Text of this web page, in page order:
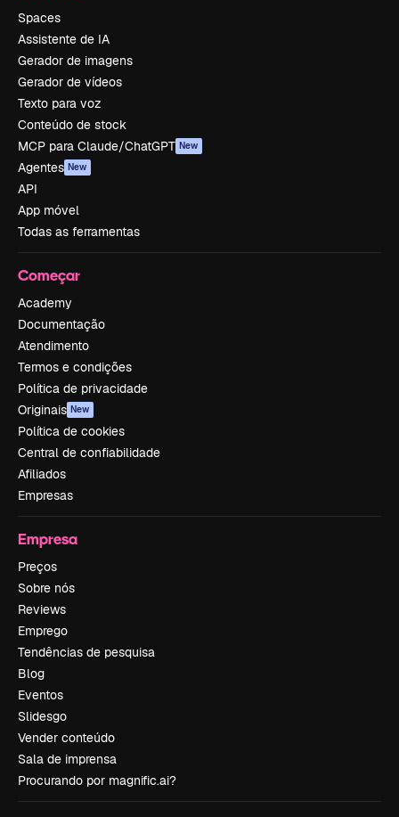
Spaces
Assistente de IA
Gerador de imagens
Gerador de vídeos
Texto para voz
Conteúdo de stock
MCP para Claude/ChatGPT New
Agentes New
API
App móvel
Todas as ferramentas
Começar
Academy
Documentação
Atendimento
Termos e condições
Política de privacidade
Originais New
Política de cookies
Central de confiabilidade
Afiliados
Empresas
Empresa
Preços
Sobre nós
Reviews
Emprego
Tendências de pesquisa
Blog
Eventos
Slidesgo
Vender conteúdo
Sala de imprensa
Procurando por magnific.ai?